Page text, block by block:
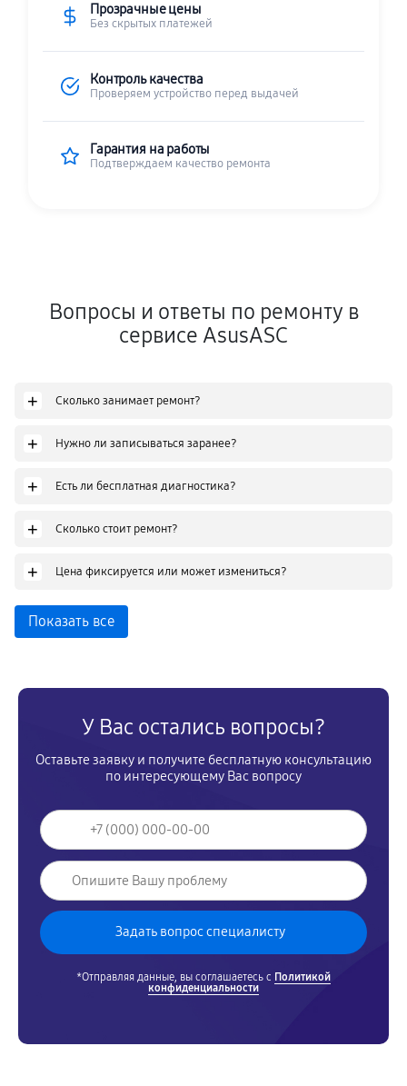
Прозрачные цены
Без скрытых платежей
Контроль качества
Проверяем устройство перед выдачей
Гарантия на работы
Подтверждаем качество ремонта
Вопросы и ответы по ремонту в
сервисе AsusASC
+ Сколько занимает ремонт?
+ Нужно ли записываться заранее?
+ Есть ли бесплатная диагностика?
+ Сколько стоит ремонт?
+ Цена фиксируется или может измениться?
Показать все
У Вас остались вопросы?
Оставьте заявку и получите бесплатную консультацию
по интересующему Вас вопросу
*Отправляя данные, вы соглашаетесь с Политикой
конфиденциальности